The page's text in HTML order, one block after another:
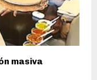
masiva